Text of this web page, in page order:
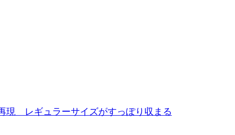
現 レギュラーサイズがすっぽり収まる